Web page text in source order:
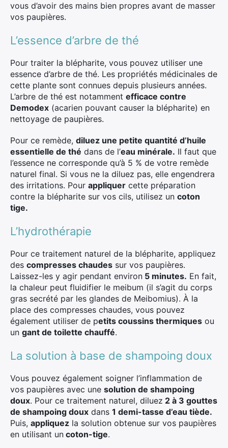
vous d’avoir des mains bien propres avant de masser
vos paupières.
L’essence d’arbre de thé
Pour traiter la blépharite, vous pouvez utiliser une
essence d’arbre de thé. Les propriétés médicinales de
cette plante sont connues depuis plusieurs années.
L’arbre de thé est notamment efficace contre
Demodex (acarien pouvant causer la blépharite) en
nettoyage de paupières.
Pour ce remède, diluez une petite quantité d’huile
essentielle de thé dans de l’eau minérale. Il faut que
l’essence ne corresponde qu’à 5 % de votre remède
naturel final. Si vous ne la diluez pas, elle engendrera
des irritations. Pour appliquer cette préparation
contre la blépharite sur vos cils, utilisez un coton
tige.
L’hydrothérapie
Pour ce traitement naturel de la blépharite, appliquez
des compresses chaudes sur vos paupières.
Laissez-les y agir pendant environ 5 minutes. En fait,
la chaleur peut fluidifier le meibum (il s’agit du corps
gras secrété par les glandes de Meibomius). À la
place des compresses chaudes, vous pouvez
également utiliser de petits coussins thermiques ou
un gant de toilette chauffé.
La solution à base de shampoing doux
Vous pouvez également soigner l’inflammation de
vos paupières avec une solution de shampoing
doux. Pour ce traitement naturel, diluez 2 à 3 gouttes
de shampoing doux dans 1 demi-tasse d’eau tiède.
Puis, appliquez la solution obtenue sur vos paupières
en utilisant un coton-tige.